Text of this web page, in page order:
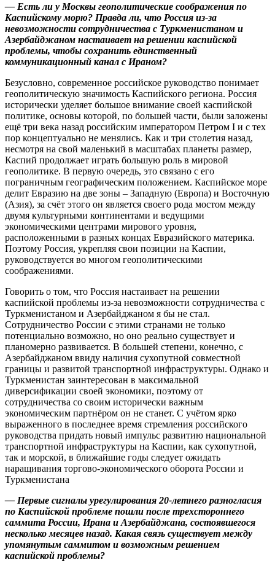
— Есть ли у Москвы геополитические соображения по
Каспийскому морю? Правда ли, что Россия из-за
невозможности сотрудничества с Туркменистаном и
Азербайджаном настаивает на решении каспийской
проблемы, чтобы сохранить единственный
коммуникационный канал с Ираном?
Безусловно, современное российское руководство понимает
геополитическую значимость Каспийского региона. Россия
исторически уделяет большое внимание своей каспийской
политике, основы которой, по большей части, были заложены
ещё три века назад российским императором Петром I и с тех
пор концептуально не менялись. Как и три столетия назад,
несмотря на свой маленький в масштабах планеты размер,
Каспий продолжает играть большую роль в мировой
геополитике. В первую очередь, это связано с его
пограничным географическим положением. Каспийское море
делит Евразию на две зоны – Западную (Европа) и Восточную
(Азия), за счёт этого он является своего рода мостом между
двумя культурными континентами и ведущими
экономическими центрами мирового уровня,
расположенными в разных концах Евразийского материка.
Поэтому Россия, укрепляя свои позиции на Каспии,
руководствуется во многом геополитическими
соображениями.
Говорить о том, что Россия настаивает на решении
каспийской проблемы из-за невозможности сотрудничества с
Туркменистаном и Азербайджаном я бы не стал.
Сотрудничество России с этими странами не только
потенциально возможно, но оно реально существует и
планомерно развивается. В большей степени, конечно, с
Азербайджаном ввиду наличия сухопутной совместной
границы и развитой транспортной инфраструктуры. Однако и
Туркменистан заинтересован в максимальной
диверсификации своей экономики, поэтому от
сотрудничества со своим исторически важным
экономическим партнёром он не станет. С учётом ярко
выраженного в последнее время стремления российского
руководства придать новый импульс развитию национальной
транспортной инфраструктуры на Каспии, как сухопутной,
так и морской, в ближайшие годы следует ожидать
наращивания торгово-экономического оборота России и
Туркменистана
— Первые сигналы урегулирования 20-летнего разногласия
по Каспийской проблеме пошли после трехстороннего
саммита России, Ирана и Азербайджана, состоявшегося
несколько месяцев назад. Какая связь существует между
упомянутым саммитом и возможным решением
каспийской проблемы?